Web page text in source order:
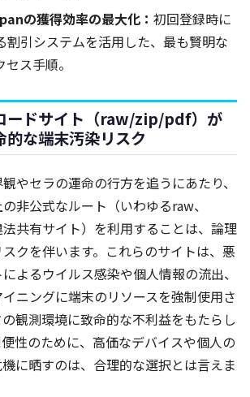
の獲得効率の最大化：初回登録時に
割引システムを活用した、最も賢明な
ス手順。
ードサイト（raw/zip/pdf）が
的な端末汚染リスク
やセラの運命の行方を追うにあたり、
非公式なルート（いわゆるraw、
共有サイト）を利用することは、論理
クを伴います。これらのサイトは、悪
よるウイルス感染や個人情報の流出、
ニングに端末のリソースを強制使用さ
観測環境に致命的な不利益をもたらし
性のために、高価なデバイスや個人の
に晒すのは、合理的な選択とは言えま